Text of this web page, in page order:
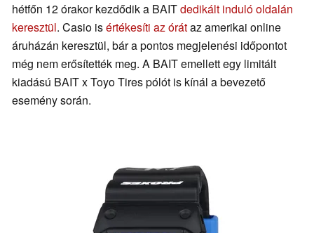
hétfőn 12 órakor kezdődik a BAITdedikált induló oldalán
keresztül. Casio isértékesíti az órátaz amerikai online
áruházán keresztül, bár a pontos megjelenési időpontot
még nem erősítették meg. A BAIT emellett egy limitált
kiadású BAIT x Toyo Tires pólót is kínál a bevezető
esemény során.